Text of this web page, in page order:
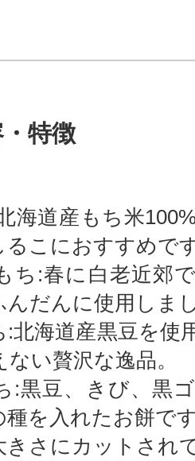
特徴
海道産もち米
るこにおすすめで
ち:春に白老近郊
んだんに使用しま
北海道産黒豆を使
い贅沢な逸品。
:黒豆、きび、黒
種を入れたお餅で
さにカットされ